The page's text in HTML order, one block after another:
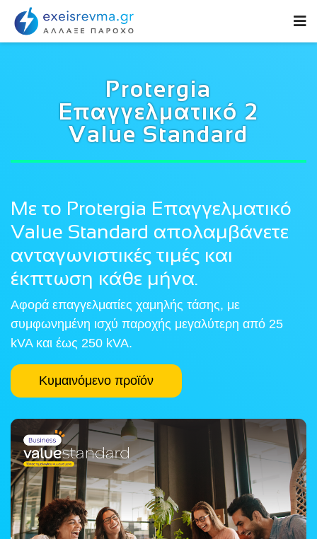
Protergia
Επαγγελματικό 2
Value Standard
Με το Protergia Επαγγελματικό
Value Standard απολαμβάνετε
ανταγωνιστικές τιμές και
έκπτωση κάθε μήνα.
Αφορά επαγγελματίες χαμηλής τάσης, με
συμφωνημένη ισχύ παροχής μεγαλύτερη από 25
kVA και έως 250 kVA.
Κυμαινόμενο προϊόν